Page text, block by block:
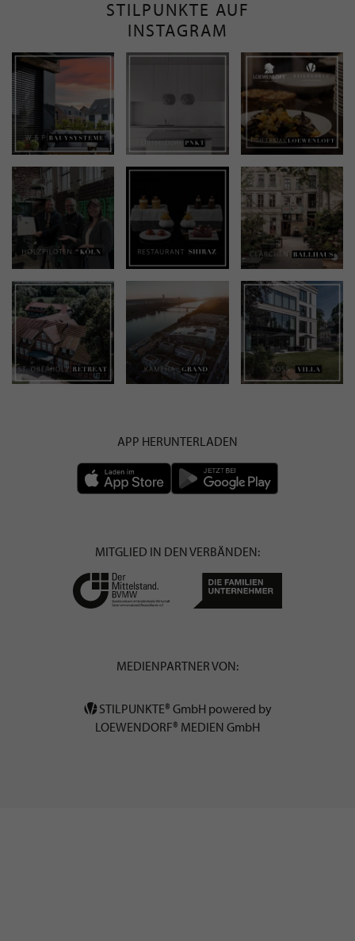
STILPUNKTE AUF
INSTAGRAM
APP HERUNTERLADEN
MITGLIED IN DEN VERBÄNDEN:
MEDIENPARTNER VON:
STILPUNKTE® GmbH powered by
LOEWENDORF® MEDIEN GmbH